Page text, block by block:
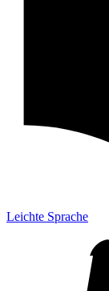
Leichte Sprache